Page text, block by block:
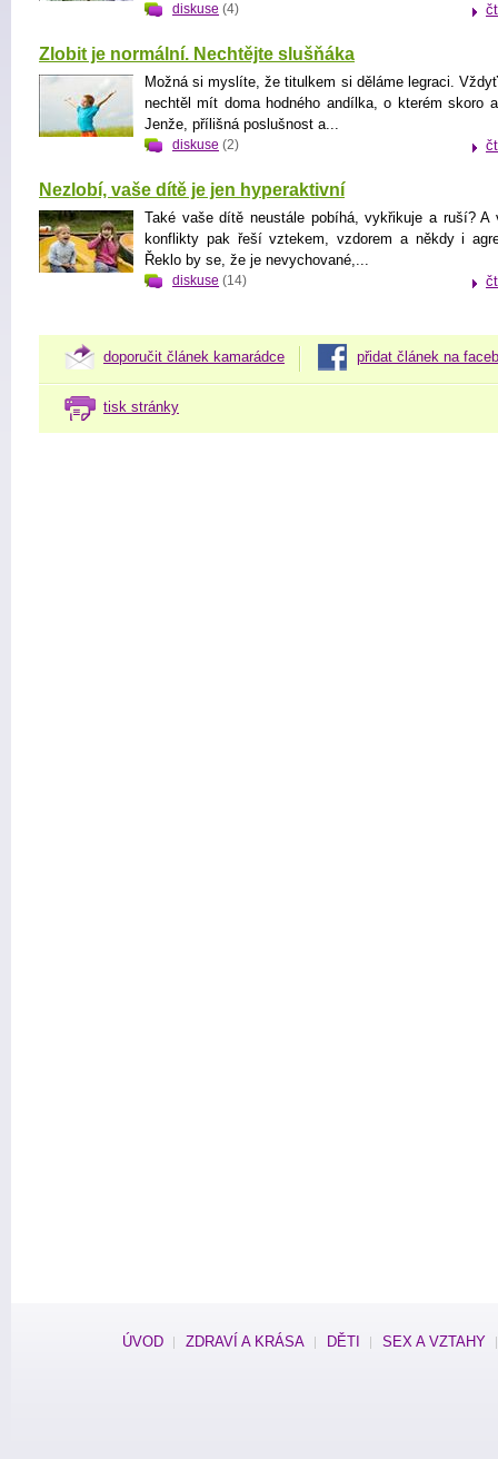
diskuse (4)
Zlobit je normální. Nechtějte slušňáka
Možná si myslíte, že titulkem si děláme legraci.
nechtěl mít doma hodného andílka, o kterém skoro
Jenže, přílišná poslušnost a...
diskuse (2)
Nezlobí, vaše dítě je jen hyperaktivní
Také vaše dítě neustále pobíhá, vykřikuje a ruší? A
konflikty pak řeší vztekem, vzdorem a někdy i
Řeklo by se, že je nevychované,...
diskuse (14)
doporučit článek kamarádce přidat článek na
tisk stránky
ÚVOD ZDRAVÍ A KRÁSA DĚTI SEX A VZTAHY